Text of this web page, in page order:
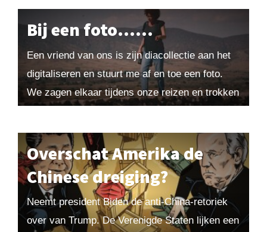
Bij een foto……
Een vriend van ons is zijn diacollectie aan het
digitaliseren en stuurt me af en toe een foto.
We zagen elkaar tijdens onze reizen en trokken
Overschat Amerika de
Chinese dreiging?
Neemt president Biden de anti-China-retoriek
over van Trump. De Verenigde Staten lijken een